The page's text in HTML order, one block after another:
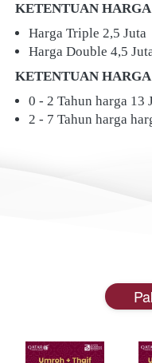
KETENTUAN
Harga Triple 2,5 Juta
Harga Double 4,5
KETENTUAN
0 - 2 Tahun harga 13
2 - 7 Tahun harga